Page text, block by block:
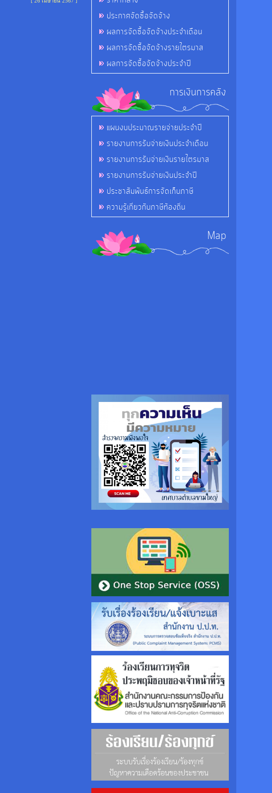
ประกาศจัดซื้อจัดจ้าง
ผลการจัดซื้อจัดจ้างประจำเดือน
ผลการจัดซื้อจัดจ้างรายไตรมาส
ผลการจัดซื้อจัดจ้างประจำปี
การเงินการคลัง
แผนงบประมาณรายจ่ายประจำปี
รายงานการรับจ่ายเงินประจำเดือน
รายงานการรับจ่ายเงินรายไตรมาส
รายงานการรับจ่ายเงินประจำปี
ประชาสัมพันธ์การจัดเก็บภาษี
ความรู้เกี่ยวกับภาษีท้องถิ่น
Map